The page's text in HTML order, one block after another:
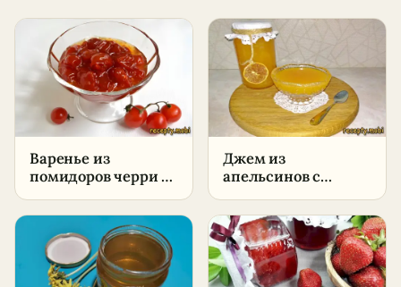
Варенье из
помидоров черри –
в домашних
условиях
Джем из
апельсинов с
пошаговый рецепт
в домашних
условиях